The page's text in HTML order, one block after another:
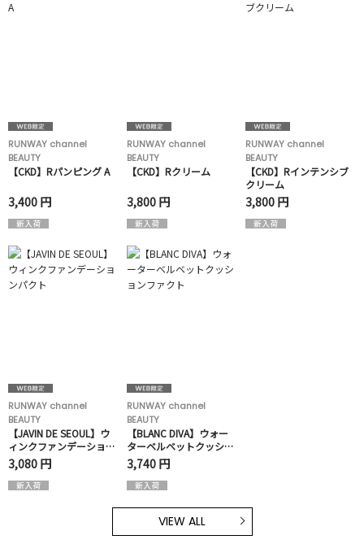
RUNWAY channel
BEAUTY
【CKD】Rパンピング A
3,400 円
RUNWAY channel
BEAUTY
【CKD】Rクリーム
3,800 円
RUNWAY channel
BEAUTY
【CKD】Rインテンシブ
クリーム
3,800 円
RUNWAY channel
BEAUTY
【JAVIN DE SEOUL】ウ
ィンクファンデーション
パクト
3,080 円
RUNWAY channel
BEAUTY
【BLANC DIVA】ウォー
ターベルベットクッショ
ンファクト
3,740 円
VIEW ALL